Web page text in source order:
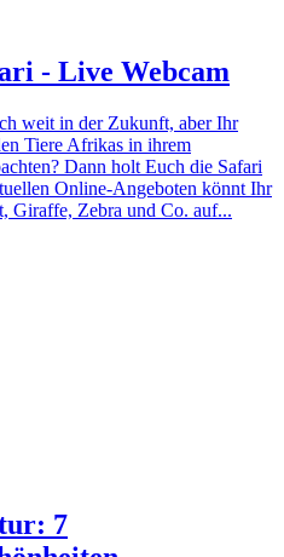
- Live Webcam
weit in der Zukunft, aber Ihr
Tiere Afrikas in ihrem
Dann holt Euch die Safari
Online-Angeboten könnt Ihr
Giraffe, Zebra und Co. auf...
7